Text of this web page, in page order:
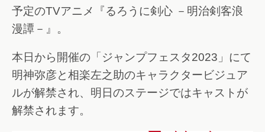
予定のTVアニメ『るろうに剣心 －明治剣客浪
漫譚－』。
本日から開催の「ジャンプフェスタ2023」にて
明神弥彦と相楽左之助のキャラクタービジュア
ルが解禁され、明日のステージではキャストが
解禁されます。